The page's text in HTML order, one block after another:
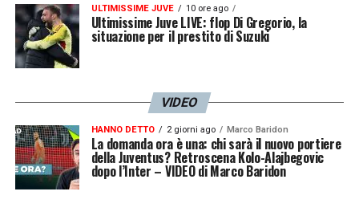
ULTIMISSIME JUVE 10 ore ago
Ultimissime Juve LIVE: flop Di Gregorio, la
situazione per il prestito di Suzuki
VIDEO
HANNO DETTO 2 giorni ago Marco Baridon
La domanda ora è una: chi sarà il nuovo portiere
della Juventus? Retroscena Kolo-Alajbegovic
dopo l’Inter – VIDEO di Marco Baridon